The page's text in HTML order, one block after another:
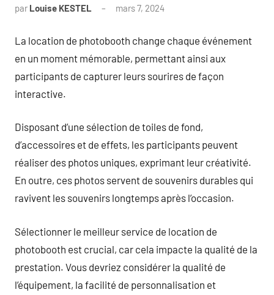
par Louise KESTEL mars 7, 2024
La location de photobooth change chaque événement
en un moment mémorable, permettant ainsi aux
participants de capturer leurs sourires de façon
interactive.
Disposant d’une sélection de toiles de fond,
d’accessoires et de effets, les participants peuvent
réaliser des photos uniques, exprimant leur créativité.
En outre, ces photos servent de souvenirs durables qui
ravivent les souvenirs longtemps après l’occasion.
Sélectionner le meilleur service de location de
photobooth est crucial, car cela impacte la qualité de la
prestation. Vous devriez considérer la qualité de
l’équipement, la facilité de personnalisation et